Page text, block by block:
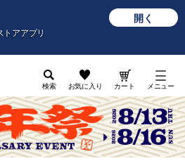
トアアプリ
開く
検索 お気に入り カート メニュー